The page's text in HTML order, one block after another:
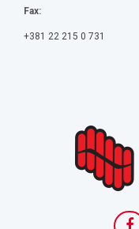
Fax:
+381 22 215 0 731